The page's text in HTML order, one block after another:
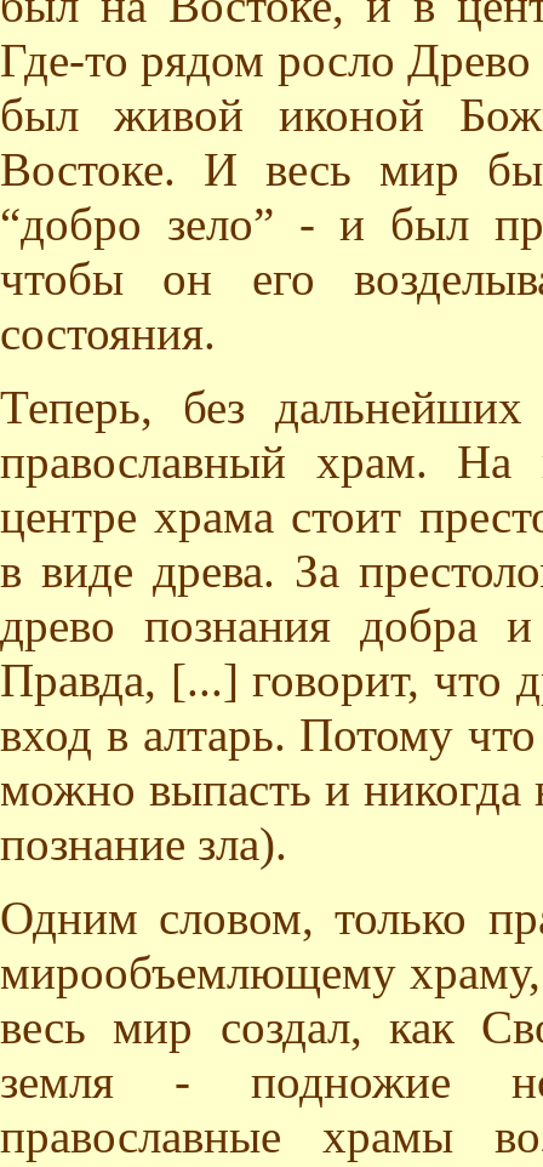
Где-то рядом росло Древо
был живой иконой
Востоке. И весь мир
“добро зело” - и был
чтобы он его
состояния.
Теперь, без
православный храм. На
центре храма стоит
в виде древа. За
древо познания добра
Правда, [...] говорит, что
вход в алтарь. Потому
можно выпасть и никогда
познание зла).
Одним словом, только
мирообъемлющему храму,
весь мир создал, как
земля - подножие
православные храмы